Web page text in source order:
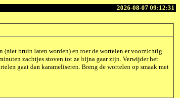
2026-08-07 09:12:31
(niet bruin laten worden) en roer de wortelen er voorzichtig
zachtjes stoven tot ze bijna gaar zijn. Verwijder het
gaat dan karameliseren. Breng de wortelen op smaak met